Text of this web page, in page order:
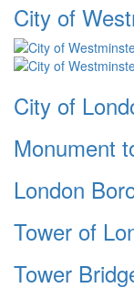
City of
City of
Monument
London
Tower of
Tower